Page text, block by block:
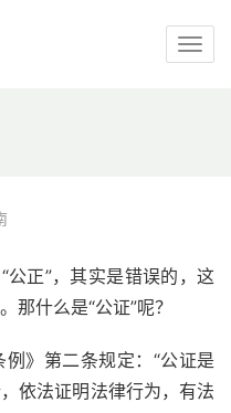
公正”，其实是错误的，这
那什么是“公证”呢？
》第二条规定：“公证是
依法证明法律行为，有法